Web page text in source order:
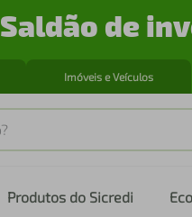
Saldão de
Imóveis e Veículos
Produtos do Sicredi